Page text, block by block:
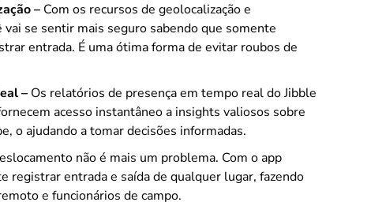
– Com os recursos de geolocalização e
se sentir mais seguro sabendo que somente
entrada. É uma ótima forma de evitar roubos de
– Os relatórios de presença em tempo real do Jibble
acesso instantâneo a insights valiosos sobre
o ajudando a tomar decisões informadas.
não é mais um problema. Com o app
registrar entrada e saída de qualquer lugar, fazendo
e funcionários de campo.